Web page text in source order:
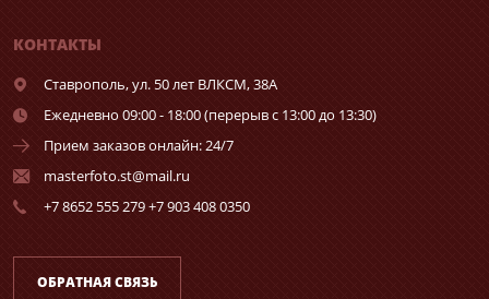
КОНТАКТЫ
Ставрополь,ул. 50 лет ВЛКСМ, 38А
Ежедневно 09:00 - 18:00 (перерыв с 13:00 до 13:30)
Прием заказов онлайн: 24/7
masterfoto.st@mail.ru
+7 8652 555 279 +7 903 408 0350
ОБРАТНАЯ СВЯЗЬ